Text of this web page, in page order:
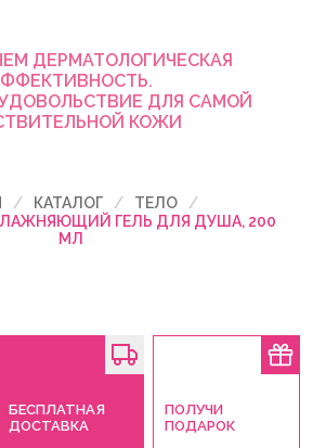
ДЕРМАТОЛОГИЧЕСКАЯ
ДЛЯ САМОЙ
КОЖИ
КАТАЛОГ
ТЕЛО
ГЕЛЬ ДЛЯ ДУША, 200
МЛ
БЕСПЛАТНАЯ
ДОСТАВКА
ПОЛУЧИ
ПОДАРОК